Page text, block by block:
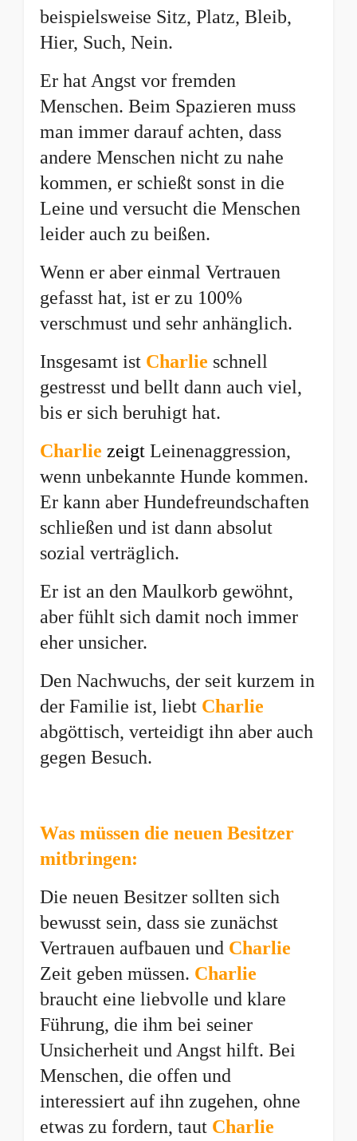
beispielsweise Sitz, Platz, Bleib,
Hier, Such, Nein.
Er hat Angst vor fremden
Menschen. Beim Spazieren muss
man immer darauf achten, dass
andere Menschen nicht zu nahe
kommen, er schießt sonst in die
Leine und versucht die Menschen
leider auch zu beißen.
Wenn er aber einmal Vertrauen
gefasst hat, ist er zu 100%
verschmust und sehr anhänglich.
Insgesamt ist Charlie schnell
gestresst und bellt dann auch viel,
bis er sich beruhigt hat.
Charlie zeigt Leinenaggression,
wenn unbekannte Hunde kommen.
Er kann aber Hundefreundschaften
schließen und ist dann absolut
sozial verträglich.
Er ist an den Maulkorb gewöhnt,
aber fühlt sich damit noch immer
eher unsicher.
Den Nachwuchs, der seit kurzem in
der Familie ist, liebt Charlie
abgöttisch, verteidigt ihn aber auch
gegen Besuch.
Was müssen die neuen Besitzer
mitbringen:
Die neuen Besitzer sollten sich
bewusst sein, dass sie zunächst
Vertrauen aufbauen und Charlie
Zeit geben müssen. Charlie
braucht eine liebvolle und klare
Führung, die ihm bei seiner
Unsicherheit und Angst hilft. Bei
Menschen, die offen und
interessiert auf ihn zugehen, ohne
etwas zu fordern, taut Charlie